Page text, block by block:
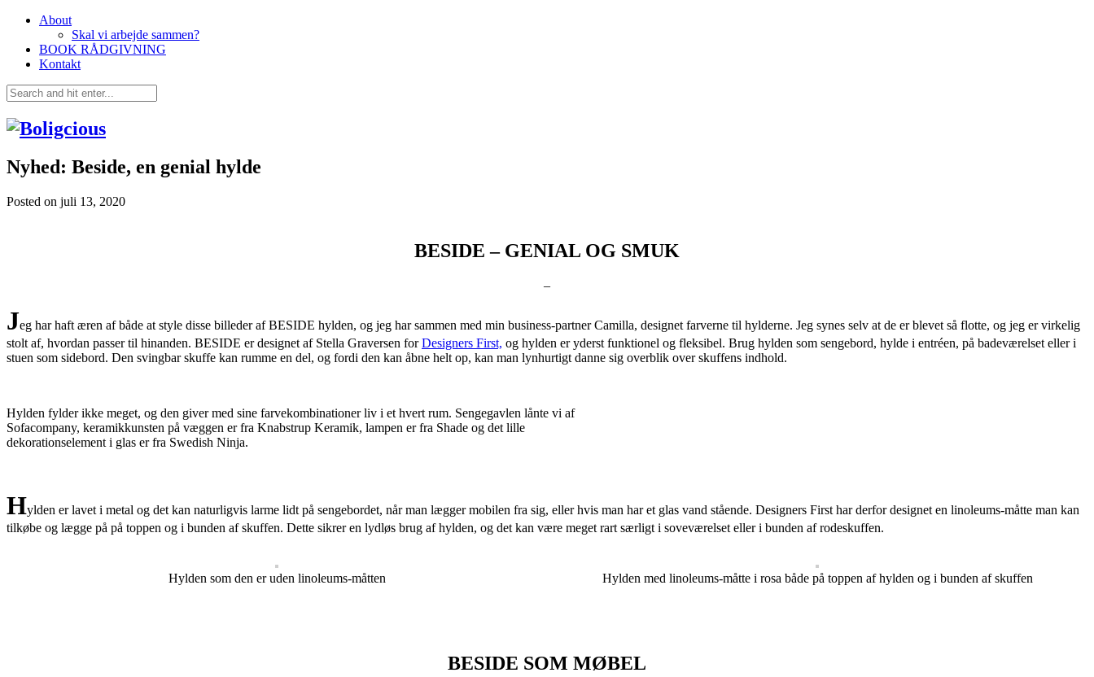
About
Skal vi arbejde sammen?
BOOK RÅDGIVNING
Kontakt
Nyhed: Beside, en genial hylde
Posted on juli 13, 2020
BESIDE – GENIAL OG SMUK
–
Jeg har haft æren af både at style disse billeder af BESIDE hylden, og jeg har sammen med min business-partner Camilla, designet farverne til hylderne. Jeg synes selv at de er blevet så flotte, og jeg er virkelig
stolt af, hvordan passer til hinanden. BESIDE er designet af Stella Graversen forDesigners First, og hylden er yderst funktionel og fleksibel. Brug hylden som sengebord, hylde i entréen, på badeværelset eller i
stuen som sidebord. Den svingbar skuffe kan rumme en del, og fordi den kan åbne helt op, kan man lynhurtigt danne sig overblik over skuffens indhold.
Hylden fylder ikke meget, og den giver med sine farvekombinationer liv i et hvert rum. Sengegavlen lånte vi af
Sofacompany, keramikkunsten på væggen er fra Knabstrup Keramik, lampen er fra Shade og det lille
dekorationselement i glas er fra Swedish Ninja.
Hylden er lavet i metal og det kan naturligvis larme lidt på sengebordet, når man lægger mobilen fra sig, eller hvis man har et glas vand stående. Designers First har derfor designet en linoleums-måtte man kan
tilkøbe og lægge på på toppen og i bunden af skuffen. Dette sikrer en lydløs brug af hylden, og det kan være meget rart særligt i soveværelset eller i bunden af rodeskuffen.
Hylden som den er uden linoleums-måtten Hylden med linoleums-måtte i rosa både på toppen af hylden og i bunden af skuffen
BESIDE SOM MØBEL